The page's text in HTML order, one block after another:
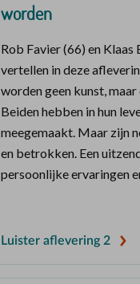
worden
Rob Favier (66) en Klaas
vertellen in deze
worden geen kunst, maar
Beiden hebben in hun
meegemaakt. Maar zijn
en betrokken. Een
persoonlijke ervaringen
Luister aflevering 2